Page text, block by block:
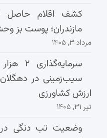
کشف اقلام حاصل
مازندران؛ پوست بز
مرداد ۳, ۱۴۰۵
سیب‌زمینی در
ارزش کشاورزی
تیر ۳۱, ۱۴۰۵
وضعیت تب دنگی در